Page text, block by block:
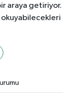
araya getiriyor.
okuyabilecekleri